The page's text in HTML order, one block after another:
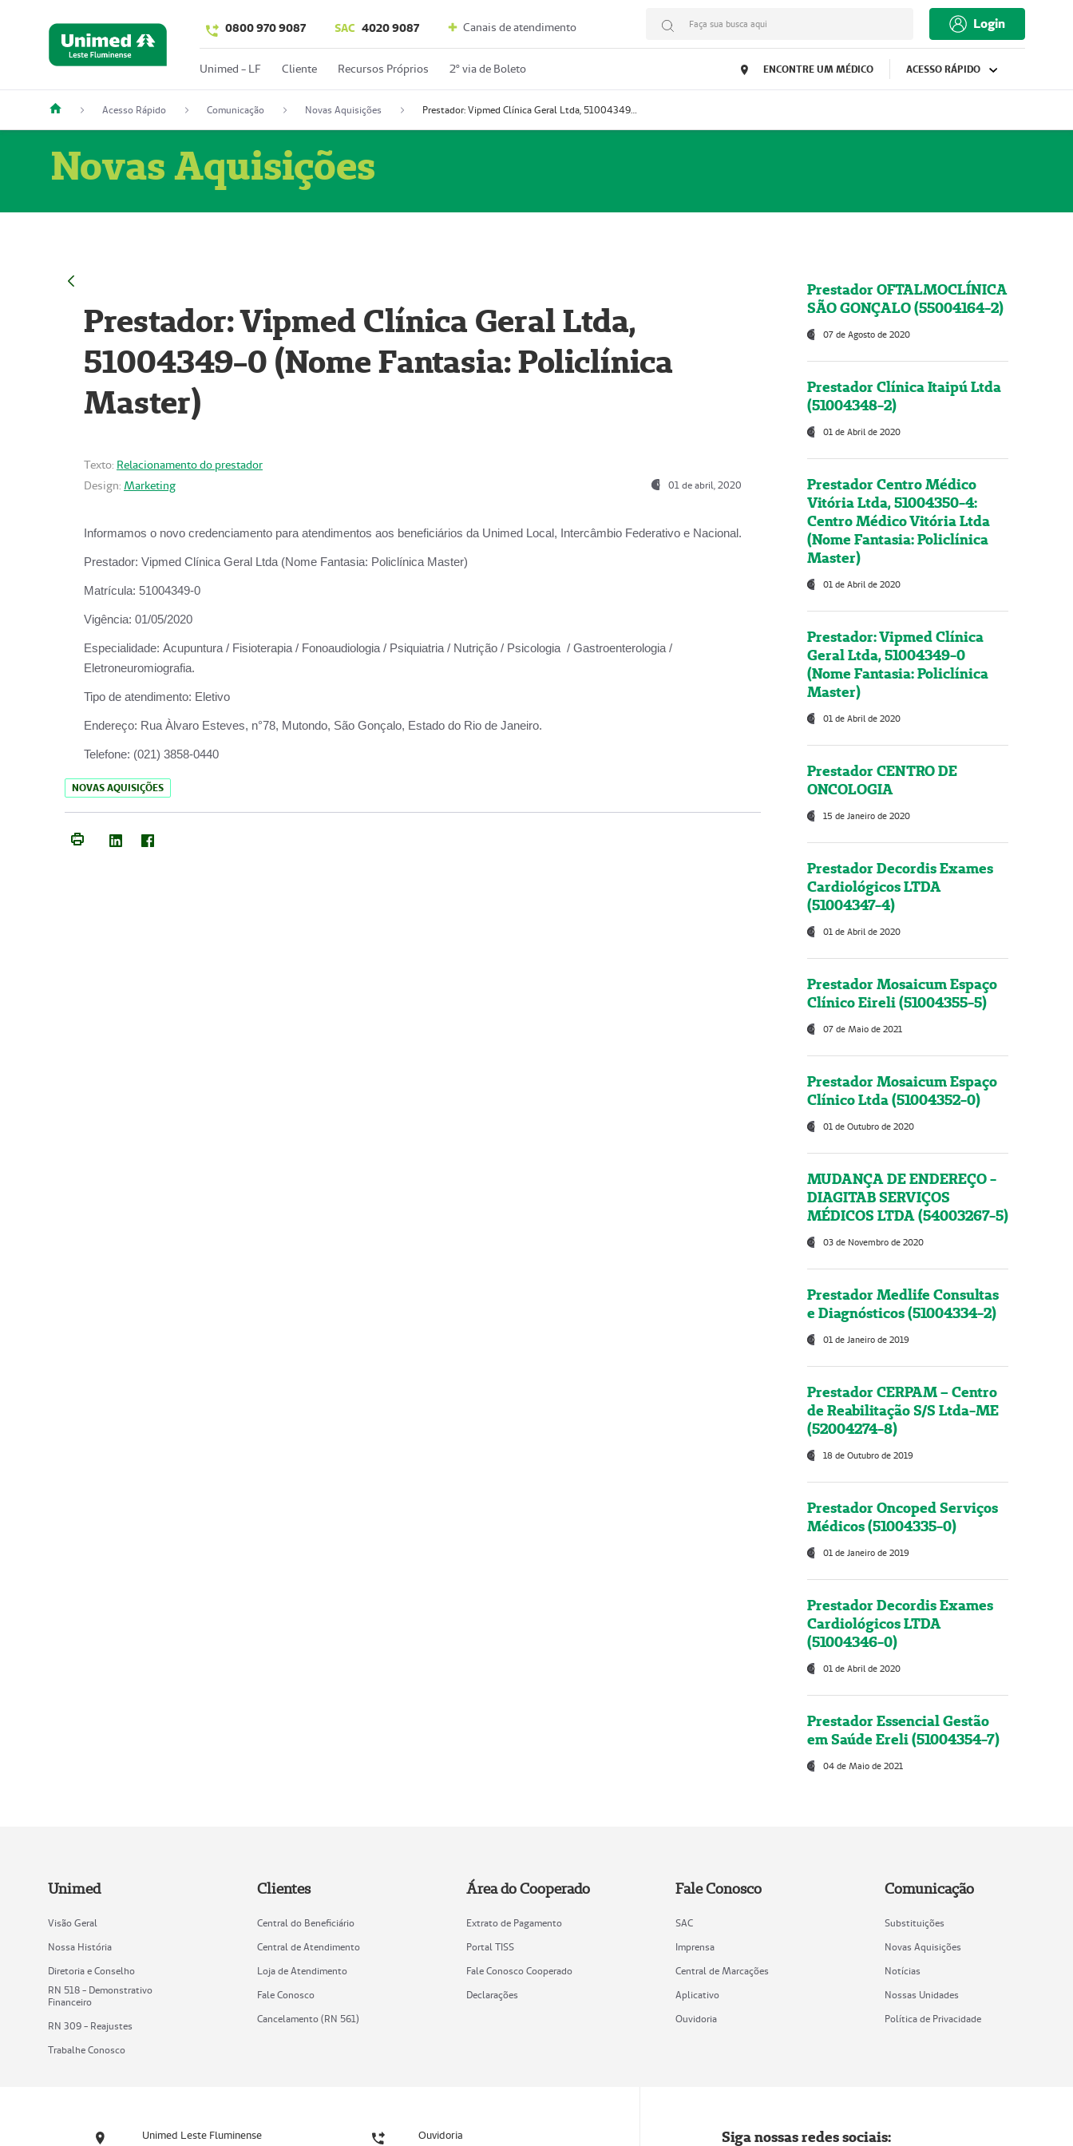
0800 970 9087 SAC 4020 9087 Canais de atendimento Faça sua busca aqui Login
Unimed - LF Cliente Recursos Próprios 2º via de Boleto ENCONTRE UM MÉDICO ACESSO RÁPIDO
Acesso Rápido Comunicação Novas Aquisições Prestador: Vipmed Clínica Geral Ltda, 51004349-0 (Nome Fantasia: Policlínica Master)
Novas Aquisições
Prestador: Vipmed Clínica Geral Ltda,
51004349-0 (Nome Fantasia: Policlínica
Master)
Texto: Relacionamento do prestador
Design: Marketing 01 de abril, 2020
Informamos o novo credenciamento para atendimentos aos beneficiários da Unimed Local, Intercâmbio Federativo e Nacional.
Prestador: Vipmed Clínica Geral Ltda (Nome Fantasia: Policlínica Master)
Matrícula: 51004349-0
Vigência: 01/05/2020
Especialidade: Acupuntura / Fisioterapia / Fonoaudiologia / Psiquiatria / Nutrição / Psicologia / Gastroenterologia /
Eletroneuromiografia.
Tipo de atendimento: Eletivo
Endereço: Rua Àlvaro Esteves, n°78, Mutondo, São Gonçalo, Estado do Rio de Janeiro.
Telefone: (021) 3858-0440
NOVAS AQUISIÇÕES
Prestador OFTALMOCLÍNICA
SÃO GONÇALO (55004164-2)
07 de Agosto de 2020
Prestador Clínica Itaipú Ltda
(51004348-2)
01 de Abril de 2020
Prestador Centro Médico
Vitória Ltda, 51004350-4:
Centro Médico Vitória Ltda
(Nome Fantasia: Policlínica
Master)
01 de Abril de 2020
Prestador: Vipmed Clínica
Geral Ltda, 51004349-0
(Nome Fantasia: Policlínica
Master)
01 de Abril de 2020
Prestador CENTRO DE
ONCOLOGIA
15 de Janeiro de 2020
Prestador Decordis Exames
Cardiológicos LTDA
(51004347-4)
01 de Abril de 2020
Prestador Mosaicum Espaço
Clínico Eireli (51004355-5)
07 de Maio de 2021
Prestador Mosaicum Espaço
Clínico Ltda (51004352-0)
01 de Outubro de 2020
MUDANÇA DE ENDEREÇO -
DIAGITAB SERVIÇOS
MÉDICOS LTDA (54003267-5)
03 de Novembro de 2020
Prestador Medlife Consultas
e Diagnósticos (51004334-2)
01 de Janeiro de 2019
Prestador CERPAM – Centro
de Reabilitação S/S Ltda-ME
(52004274-8)
18 de Outubro de 2019
Prestador Oncoped Serviços
Médicos (51004335-0)
01 de Janeiro de 2019
Prestador Decordis Exames
Cardiológicos LTDA
(51004346-0)
01 de Abril de 2020
Prestador Essencial Gestão
em Saúde Ereli (51004354-7)
04 de Maio de 2021
Unimed
Visão Geral
Nossa História
Diretoria e Conselho
RN 518 - Demonstrativo
Financeiro
RN 309 - Reajustes
Trabalhe Conosco
Clientes
Central do Beneficiário
Central de Atendimento
Loja de Atendimento
Fale Conosco
Cancelamento (RN 561)
Área do Cooperado
Extrato de Pagamento
Portal TISS
Fale Conosco Cooperado
Declarações
Fale Conosco
SAC
Imprensa
Central de Marcações
Aplicativo
Ouvidoria
Comunicação
Substituições
Novas Aquisições
Notícias
Nossas Unidades
Política de Privacidade
Unimed Leste Fluminense Ouvidoria Siga nossas redes sociais: